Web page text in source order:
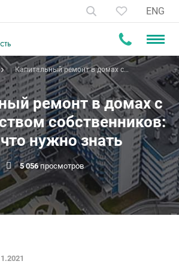
ENG
Капитальный ремонт в домах с
товариществом собственников:
все, что нужно знать
ремонт в домах с
собственников:
нужно знать
5 056просмотров